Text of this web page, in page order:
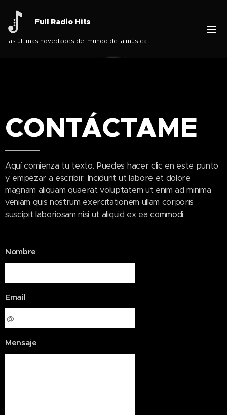
Full Radio Hits
Las últimas novedades del mundo de la música
CONTÁCTAME
Aquí comienza tu texto. Puedes hacer clic en este punto
y empezar a escribir. Incidunt ut labore et dolore
magnam aliquam quaerat voluptatem ut enim ad minima
veniam quis nostrum exercitationem ullam corporis
suscipit laboriosam nisi ut aliquid ex ea commodi.
Nombre
Email
Mensaje